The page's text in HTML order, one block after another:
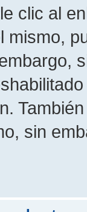
clic al
mismo,
sin